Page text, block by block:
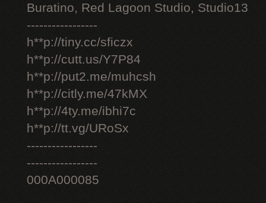
Buratino, Red Lagoon Studio, Studio13
-----------------
h**p://tiny.cc/sficzx
h**p://cutt.us/Y7P84
h**p://put2.me/muhcsh
h**p://citly.me/47kMX
h**p://4ty.me/ibhi7c
h**p://tt.vg/URoSx
-----------------
-----------------
000A000085